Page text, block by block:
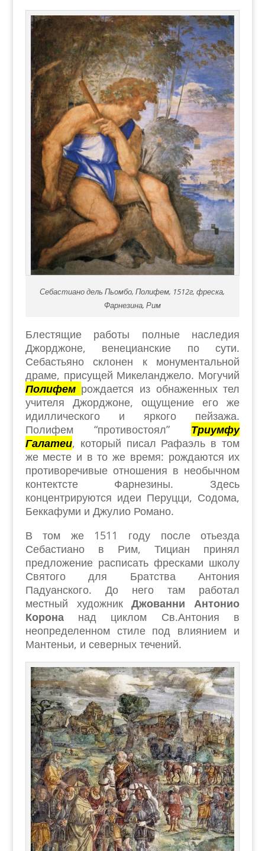
Себастиано дель Пьомбо, Полифем, 1512г, фреска,
Фарнезина, Рим
Блестящие работы полные наследия
Джорджоне, венецианские по сути.
Себастьяно склонен к монументальной
драме, присущей Микеланджело. Могучий
Полифем рождается из обнаженных тел
учителя Джорджоне, ощущение его же
идиллического и яркого пейзажа.
Полифем “противостоял” Триумфу
Галатеи, который писал Рафаэль в том
же месте и в то же время: рождаются их
противоречивые отношения в необычном
контектсте Фарнезины. Здесь
концентрируются идеи Перуцци, Содома,
Беккафуми и Джулио Романо.
В том же 1511 году после отьезда
Себастиано в Рим, Тициан принял
предложение расписать фресками школу
Святого для Братства Антония
Падуанского. До него там работал
местный художникДжованни Антонио
Коронанад циклом Св.Антония в
неопределенном стиле под влиянием и
Мантеньи, и северных течений.